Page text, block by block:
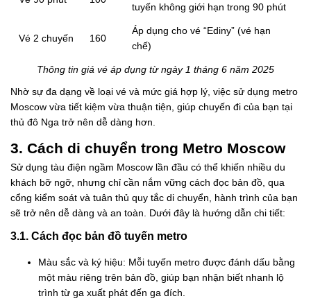
tuyến không giới hạn trong 90 phút
Vé 2 chuyến 160
Áp dụng cho vé “Ediny” (vé hạn
chế)
Thông tin giá vé áp dụng từ ngày 1 tháng 6 năm 2025
Nhờ sự đa dạng về loại vé và mức giá hợp lý, việc sử dụng metro
Moscow vừa tiết kiệm vừa thuận tiện, giúp chuyến đi của bạn tại
thủ đô Nga trở nên dễ dàng hơn.
3. Cách di chuyển trong Metro Moscow
Sử dụng tàu điện ngầm Moscow lần đầu có thể khiến nhiều du
khách bỡ ngỡ, nhưng chỉ cần nắm vững cách đọc bản đồ, qua
cổng kiểm soát và tuân thủ quy tắc di chuyển, hành trình của bạn
sẽ trở nên dễ dàng và an toàn. Dưới đây là hướng dẫn chi tiết:
3.1. Cách đọc bản đồ tuyến metro
Màu sắc và ký hiệu: Mỗi tuyến metro được đánh dấu bằng
một màu riêng trên bản đồ, giúp bạn nhận biết nhanh lộ
trình từ ga xuất phát đến ga đích.